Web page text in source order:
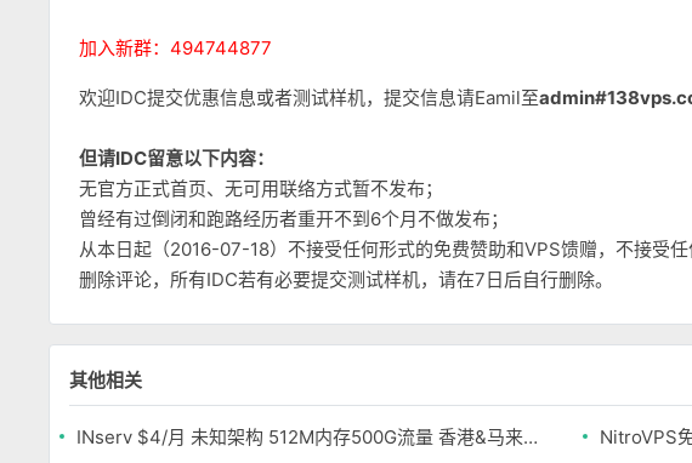
加入新群：494744877
欢迎IDC提交优惠信息或者测试样机，提交信息请Eamil至
但请IDC留意以下内容：
无官方正式首页、无可用联络方式暂不发布；
曾经有过倒闭和跑路经历者重开不到6个月不做发布；
从本日起（2016-07-18）不接受任何形式的免费赞助和VPS馈赠，不接受
删除评论，所有IDC若有必要提交测试样机，请在7日后自行删除。
其他相关
INserv $4/月 未知架构 512M内存500G流量 香港&马来西亚便宜VPS
NitroVPS